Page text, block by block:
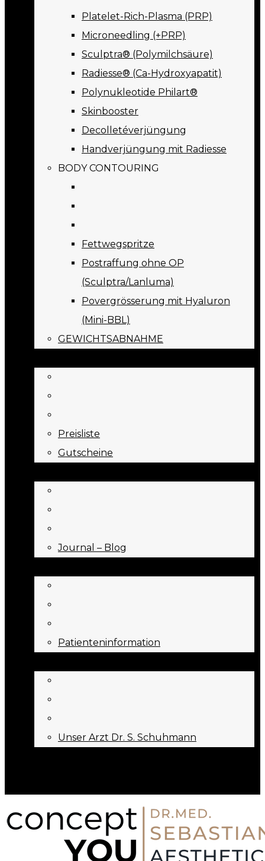
Platelet-Rich-Plasma (PRP)
Microneedling (+PRP)
Sculptra® (Polymilchsäure)
Radiesse® (Ca-Hydroxyapatit)
Polynukleotide Philart®
Skinbooster
Decolletéverjüngung
Handverjüngung mit Radiesse
BODY CONTOURING
Fettwegspritze
Postraffung ohne OP
(Sculptra/Lanluma)
Povergrösserung mit Hyaluron
(Mini-BBL)
GEWICHTSABNAHME
Preisliste
Gutscheine
Journal – Blog
Patienteninformation
Unser Arzt Dr. S. Schuhmann